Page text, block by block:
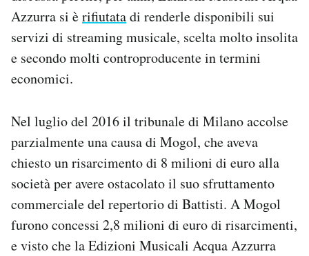
Azzurra si èrifiutatadi renderle disponibili sui
servizi di streaming musicale, scelta molto insolita
e secondo molti controproducente in termini
economici.
Nel luglio del 2016 il tribunale di Milano accolse
parzialmente una causa di Mogol, che aveva
chiesto un risarcimento di 8 milioni di euro alla
società per avere ostacolato il suo sfruttamento
commerciale del repertorio di Battisti. A Mogol
furono concessi 2,8 milioni di euro di risarcimenti,
e visto che la Edizioni Musicali Acqua Azzurra